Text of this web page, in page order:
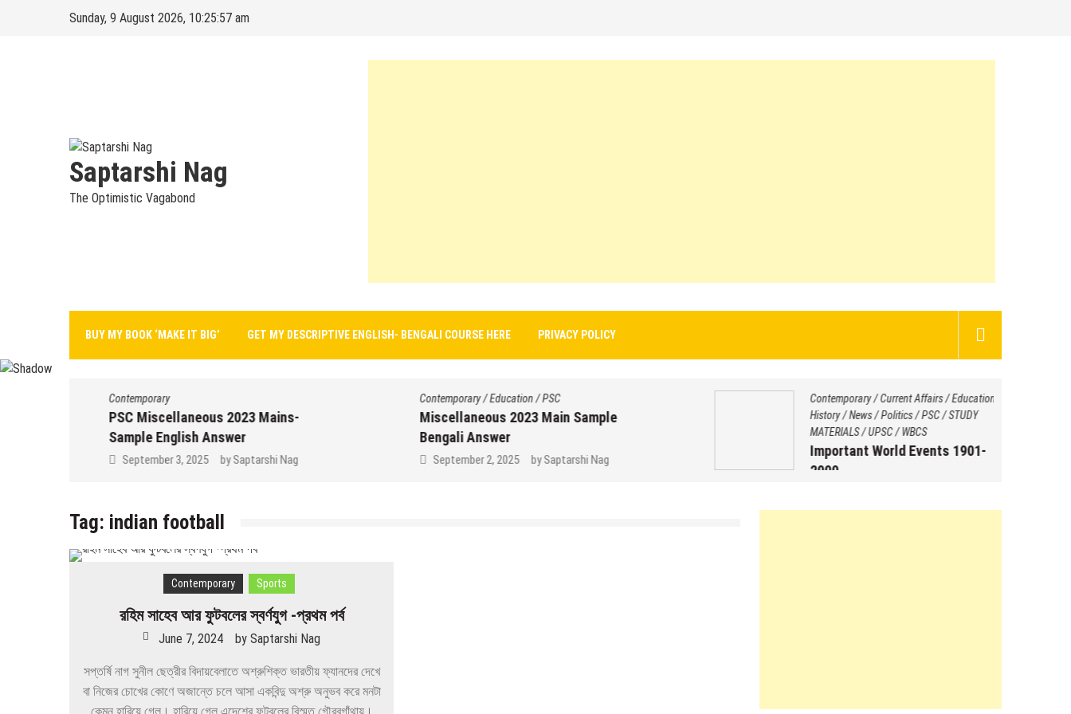
Sunday, 9 August 2026, 10:25:57 am
Saptarshi Nag
The Optimistic Vagabond
BUY MY BOOK ‘MAKE IT BIG’ GET MY DESCRIPTIVE ENGLISH- BENGALI COURSE HERE PRIVACY POLICY
Contemporary
PSC Miscellaneous 2023 Mains-
Sample English Answer
September 3, 2025 by Saptarshi Nag
Contemporary/Education/PSC
Miscellaneous 2023 Main Sample
Bengali Answer
September 2, 2025 by Saptarshi Nag
Contemporary/Current Affairs/Education/
History/News/Politics/PSC/STUDY
MATERIALS/UPSC/WBCS
Important World Events 1901-
2000
Tag: indian football
Contemporary Sports
রহিম সাহেব আর ফুটবলের স্বর্ণযুগ -প্রথম পর্ব
June 7, 2024 bySaptarshi Nag
সপ্তর্ষি নাগ সুনীল ছেত্রীর বিদায়বেলাতে অশ্রুশিক্ত ভারতীয় ফ্যানদের দেখে
বা নিজের চোখের কোণে অজান্তে চলে আসা একবিন্দু অশ্রু অনুভব করে মনটা
কেমন হারিয়ে গেল। হারিয়ে গেল এদেশের ফুটবলের বিস্মৃত গৌরবগাঁথায়।